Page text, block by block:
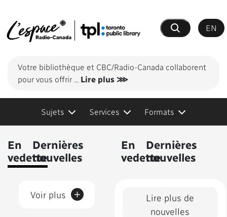
Recherche
EN
Votre bibliothèque et CBC/Radio-Canada collaborent
pour vous offrir ... Lire plus ⋙
Sujets Services Formats
En
vedette
Dernières
nouvelles
Lire plus de
nouvelles
En
vedette
Dernières
nouvelles
Voir plus +